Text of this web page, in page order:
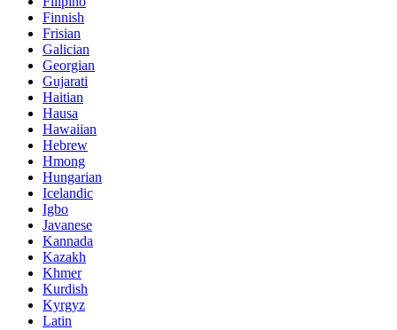
Finnish
Frisian
Galician
Georgian
Gujarati
Haitian
Hausa
Hawaiian
Hebrew
Hmong
Hungarian
Icelandic
Igbo
Javanese
Kannada
Kazakh
Khmer
Kurdish
Kyrgyz
Latin